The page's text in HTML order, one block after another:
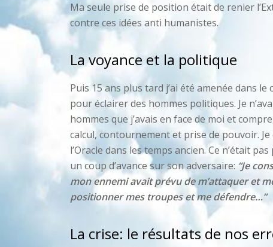
Ma seule prise de position était de renier
contre ces idées anti humanistes.
La voyance et la politique
Puis 15 ans plus tard j’ai été amenée dans
pour éclairer des hommes politiques. Je
hommes que j’avais en face de moi et
calcul, contournement et prise de pouvoir.
l’Oracle dans les temps ancien. Ce n’était
un coup d’avance sur son adversaire: “Je
mon ennemi avait prévu de m’attaquer et
positionner mes troupes et me défendre…”
La crise: le résultats de nos